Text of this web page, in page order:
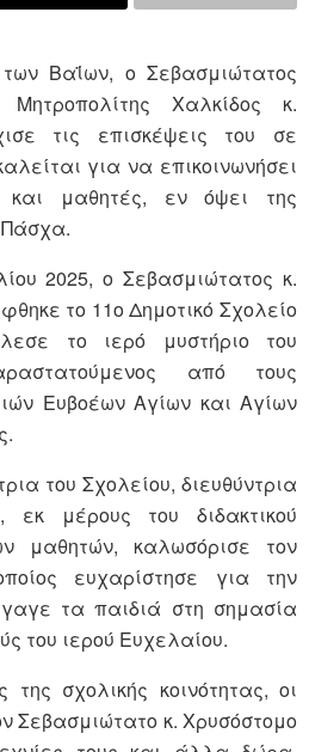
Βαΐων, ο Σεβασμιώτατος
Χαλκίδος κ.
τις επισκέψεις του σε
για να επικοινωνήσει
και μαθητές, εν όψει της
Πάσχα.
2025, ο Σεβασμιώτατος κ.
το 11ο Δημοτικό Σχολείο
το ιερό μυστήριο του
από τους
Ευβοέων Αγίων και Αγίων
του Σχολείου, διευθύντρια
εκ μέρους του διδακτικού
μαθητών, καλωσόρισε τον
ευχαρίστησε για την
τα παιδιά στη σημασία
του ιερού Ευχελαίου.
σχολικής κοινότητας, οι
Σεβασμιώτατο κ. Χρυσόστομο